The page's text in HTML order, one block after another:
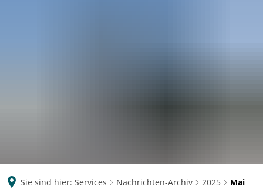
Sie sind hier: Services Nachrichten-Archiv 2025 Mai